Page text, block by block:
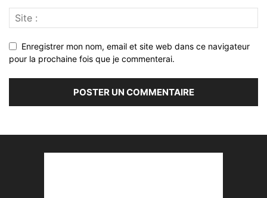
Enregistrer mon nom, email et site web dans ce navigateur
pour la prochaine fois que je commenterai.